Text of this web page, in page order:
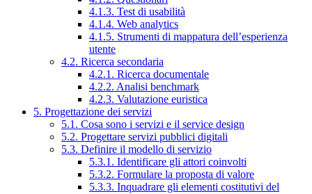
4.1.3. Test di usabilità
4.1.4. Web analytics
4.1.5. Strumenti di mappatura dell’esperienza
utente
4.2. Ricerca secondaria
4.2.1. Ricerca documentale
4.2.2. Analisi benchmark
4.2.3. Valutazione euristica
5. Progettazione dei servizi
5.1. Cosa sono i servizi e il service design
5.2. Progettare servizi pubblici digitali
5.3. Definire il modello di servizio
5.3.1. Identificare gli attori coinvolti
5.3.2. Formulare la proposta di valore
5.3.3. Inquadrare gli elementi costitutivi del